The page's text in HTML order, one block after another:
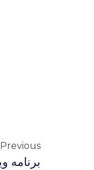
Previous